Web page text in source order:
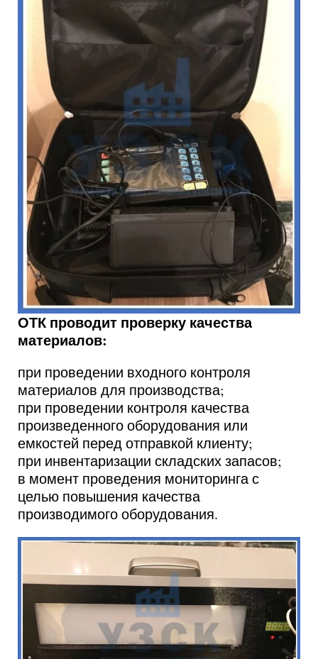
ОТК проводит проверку качества
материалов:
при проведении входного контроля
материалов для производства;
при проведении контроля качества
произведенного оборудования или
емкостей перед отправкой клиенту;
при инвентаризации складских запасов;
в момент проведения мониторинга с
целью повышения качества
производимого оборудования.